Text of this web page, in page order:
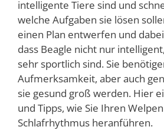
intelligente Tiere sind und
welche Aufgaben sie lösen
einen Plan entwerfen und
dass Beagle nicht nur
sehr sportlich sind. Sie
Aufmerksamkeit, aber auch
sie gesund groß werden. Hier
und Tipps, wie Sie Ihren
Schlafrhythmus heranführen.